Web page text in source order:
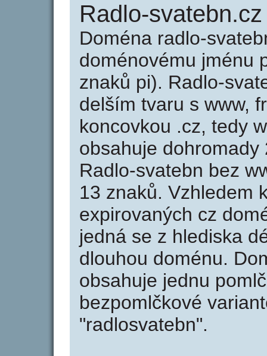
Radlo-svatebn.cz
Doména radlo-
doménovému jménu
znaků pi). Radlo-
delším tvaru s www,
koncovkou .cz, tedy
obsahuje
Radlo-svatebn bez
13 znaků. Vzhledem
expirovaných cz
jedná se z hlediska
dlouhou doménu.
obsahuje jednu
bezpomlčkové
"radlosvatebn".